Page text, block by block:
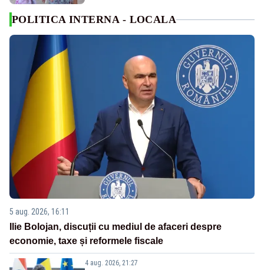
POLITICA INTERNA - LOCALA
5 aug. 2026, 16:11
Ilie Bolojan, discuții cu mediul de afaceri despre
economie, taxe și reformele fiscale
4 aug. 2026, 21:27